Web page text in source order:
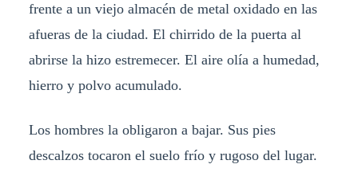
frente a un viejo almacén de metal oxidado en las
afueras de la ciudad. El chirrido de la puerta al
abrirse la hizo estremecer. El aire olía a humedad,
hierro y polvo acumulado.
Los hombres la obligaron a bajar. Sus pies
descalzos tocaron el suelo frío y rugoso del lugar.